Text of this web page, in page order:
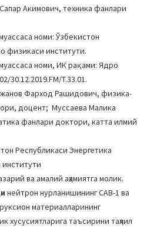
Акимович, техника фанлари
номи: Ўзбекистон
физикаси институти.
номи, ИК рақами: Ядро
30.12.2019.FM/T.33.01.
Фарход Рашидович, физика-
доцент; Муссаева Малика
фанлари доктори, катта илмий
Республикаси Энергетика
ва амалий аҳамиятга молик.
нейтрон нурланишининг САВ-1 ва
материалларининг
хусусиятларига таъсирини таҳлил